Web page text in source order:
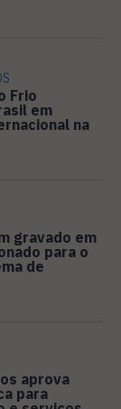
Frio
em
na
gravado em
para o
de
aprova
para